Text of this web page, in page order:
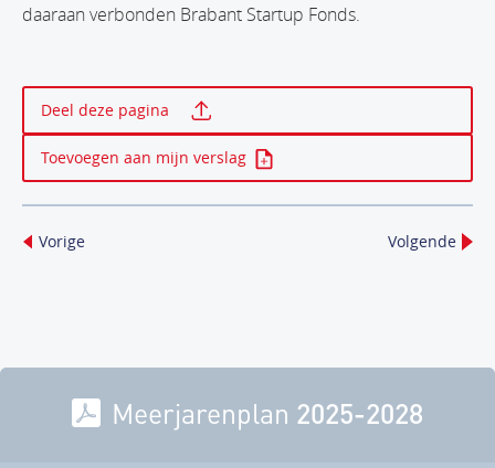
daaraan verbonden Brabant Startup Fonds.
Deel deze pagina
Toevoegen aan mijn verslag
Vorige Volgende
Meerjarenplan 2025-2028